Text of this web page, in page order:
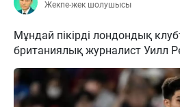
Жекпе-жек шолушысы
Мұндай пікірді лондондық
британиялық журналист Уилл